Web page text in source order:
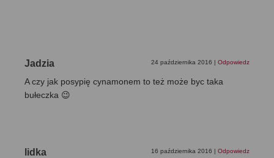
Jadzia 24 października 2016 | Odpowiedz
A czy jak posypię cynamonem to też może byc taka
bułeczka 😉
lidka 16 października 2016 | Odpowiedz